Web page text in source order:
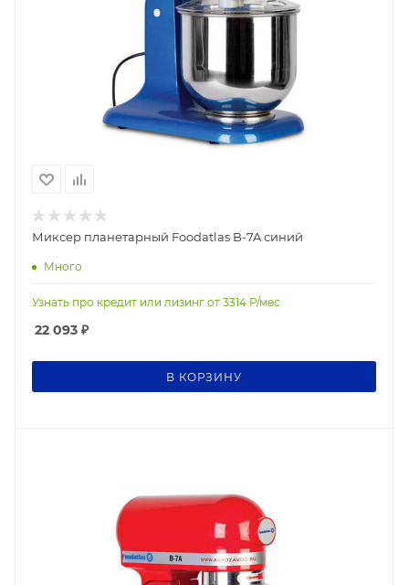
Миксер планетарный Foodatlas B-7A синий
Много
Узнать про кредит или лизинг от 3314 Р/мес
22 093 ₽
В КОРЗИНУ